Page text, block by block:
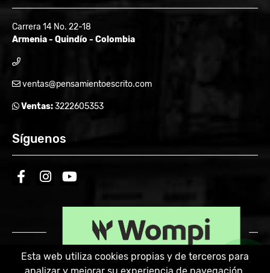
Carrera 14 No. 22-18
Armenia - Quindío - Colombia
ventas@pensamientoescrito.com
Ventas:3222605353
Síguenos
facebookinstagramyoutube
Esta web utiliza cookies propias y de terceros para
analizar y mejorar su experiencia de navegación.